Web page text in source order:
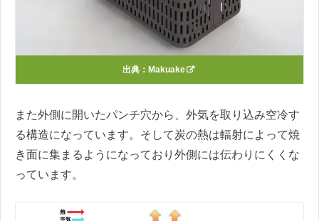
出典： Makuake
また外側に開いたパンチ穴から、外気を取り込み空冷す
る構造になっています。そして炭の熱は輻射によって焼
き面に集まるようになっており外側には伝わりにくくな
っています。